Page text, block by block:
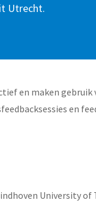
Utrecht.
en maken
en
University